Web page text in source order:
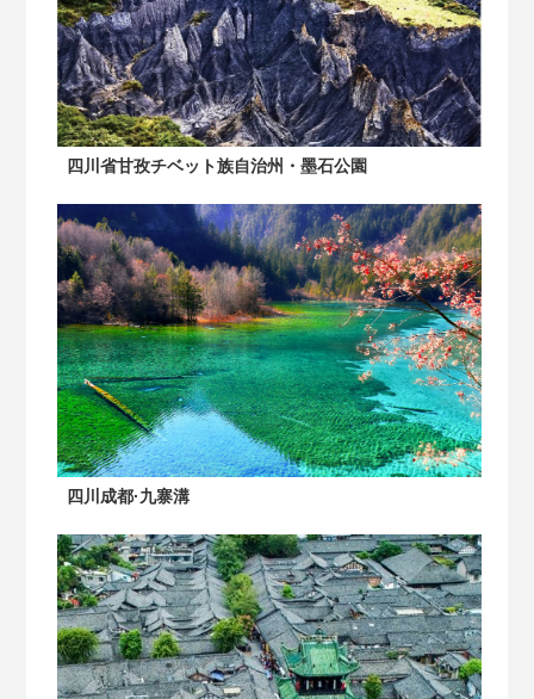
四川省甘孜チベット族自治州・墨石公園
四川成都·九寨溝